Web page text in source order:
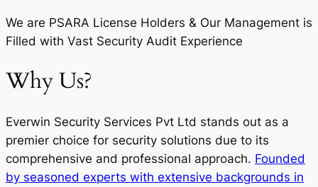
We are PSARA License Holders & Our Management is
Filled with Vast Security Audit Experience
Why Us?
Everwin Security Services Pvt Ltd stands out as a
premier choice for security solutions due to its
comprehensive and professional approach. Founded
by seasoned experts with extensive backgrounds in